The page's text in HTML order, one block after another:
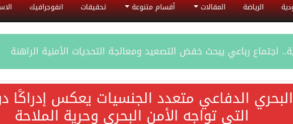
الرياضة المقالات أقسام متنوعة تحقيقات انفوجرافيك
اجتماع رباعي يبحث خفض التصعيد ومعالجة التحديات الأمنية الراهنة
جميع إجراءات إسرائيل الأحادية في أراضي فلسطين باطلة
الدفاعي متعدد الجنسيات يعكس إدراكًا
التي تواجه الأمن البحري وحرية الملاحة